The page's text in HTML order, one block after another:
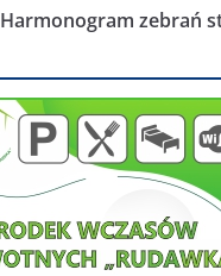
Harmonogram zebrań